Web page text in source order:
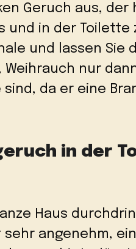
Geruch aus, der
und in der Toilette
und lassen Sie
nur
da er eine
in der
Haus
angenehm,